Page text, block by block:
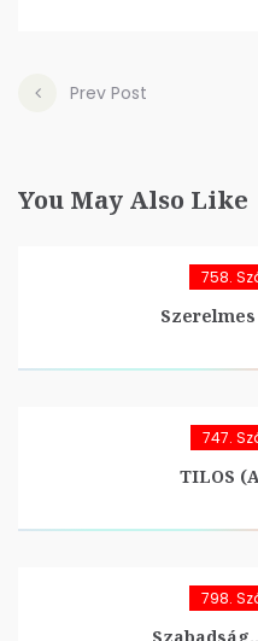
Prev Post
You May Also Like
758.
747.
TILOS
798.